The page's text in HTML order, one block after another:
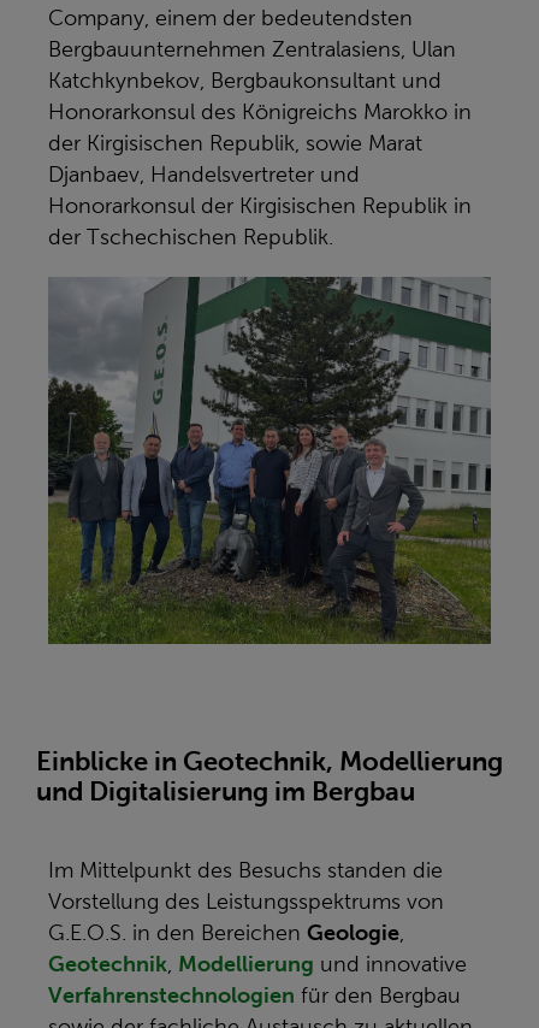
Company, einem der bedeutendsten
Bergbauunternehmen Zentralasiens, Ulan
Katchkynbekov, Bergbaukonsultant und
Honorarkonsul des Königreichs Marokko in
der Kirgisischen Republik, sowie Marat
Djanbaev, Handelsvertreter und
Honorarkonsul der Kirgisischen Republik in
der Tschechischen Republik.
Einblicke in Geotechnik, Modellierung
und Digitalisierung im Bergbau
Im Mittelpunkt des Besuchs standen die
Vorstellung des Leistungsspektrums von
G.E.O.S. in den Bereichen Geologie,
Geotechnik, Modellierung und innovative
Verfahrenstechnologien für den Bergbau